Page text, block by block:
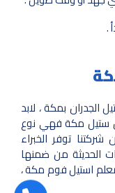
.
الجدران بمكة ، لابد
ستيل مكة فهي نوع
توفر الخبراء
الحديثة من ضمنها
استيل فوم مكة ،